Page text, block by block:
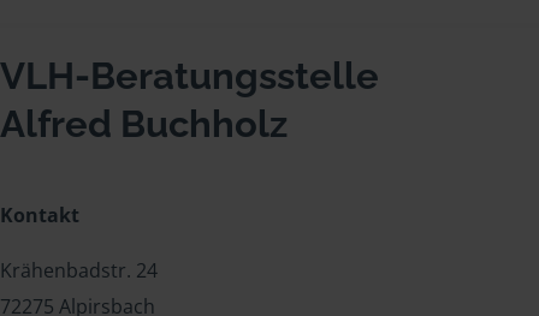
VLH-Beratungsstelle
Alfred Buchholz
Kontakt
Krähenbadstr. 24
72275 Alpirsbach